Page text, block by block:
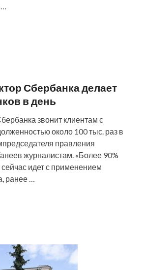
…
Сбербанка делает
в день
звонит клиентам с
около 100 тыс. раз в
правления
журналистам. «Более 90%
идет с применением
ранее …